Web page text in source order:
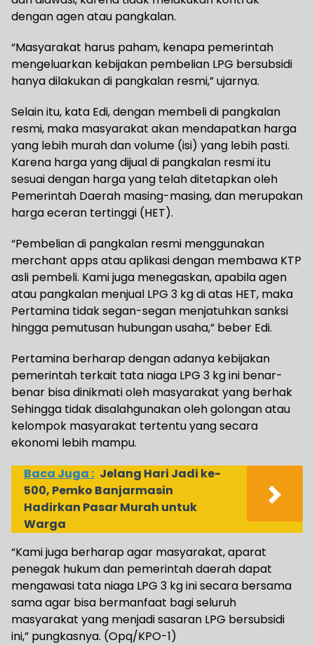
dengan agen atau pangkalan.
“Masyarakat harus paham, kenapa pemerintah
mengeluarkan kebijakan pembelian LPG bersubsidi
hanya dilakukan di pangkalan resmi,” ujarnya.
Selain itu, kata Edi, dengan membeli di pangkalan
resmi, maka masyarakat akan mendapatkan harga
yang lebih murah dan volume (isi) yang lebih pasti.
Karena harga yang dijual di pangkalan resmi itu
sesuai dengan harga yang telah ditetapkan oleh
Pemerintah Daerah masing-masing, dan merupakan
harga eceran tertinggi (HET).
“Pembelian di pangkalan resmi menggunakan
merchant apps atau aplikasi dengan membawa KTP
asli pembeli. Kami juga menegaskan, apabila agen
atau pangkalan menjual LPG 3 kg di atas HET, maka
Pertamina tidak segan-segan menjatuhkan sanksi
hingga pemutusan hubungan usaha,” beber Edi.
Pertamina berharap dengan adanya kebijakan
pemerintah terkait tata niaga LPG 3 kg ini benar-
benar bisa dinikmati oleh masyarakat yang berhak
Sehingga tidak disalahgunakan oleh golongan atau
kelompok masyarakat tertentu yang secara
ekonomi lebih mampu.
Baca Juga : Jelang Hari Jadi ke-
500, Pemko Banjarmasin
Hadirkan Pasar Murah untuk
Warga
“Kami juga berharap agar masyarakat, aparat
penegak hukum dan pemerintah daerah dapat
mengawasi tata niaga LPG 3 kg ini secara bersama
sama agar bisa bermanfaat bagi seluruh
masyarakat yang menjadi sasaran LPG bersubsidi
ini,” pungkasnya. (Opq/KPO-1)